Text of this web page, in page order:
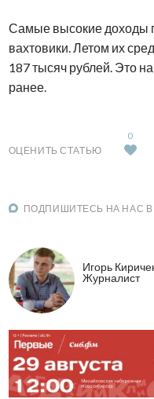
Самые высокие доходы
вахтовики. Летом их
187 тысяч рублей. Это
ранее.
ОЦЕНИТЬ СТАТЬЮ
0
ПОДПИШИТЕСЬ НА НАС В
Игорь
Журналист